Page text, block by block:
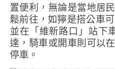
置便利，無論是當地居
鬆前往，如獰是搭公車
並在「維新路口」站下
達，騎車或開車則可以
停車。